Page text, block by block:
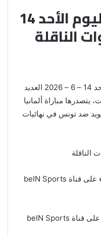
مواعيد مباريات اليوم الأحد 14
حرير- تشهد ملاعب العالم اليوم الأحد 14 – 6 – 2026 العديد
مباراة ألمانيا
ضد تونس في نهائيات
الناقلة
ألمانيا X كوراساو – الساعة 8 مساء على قناة beIN Sports
هولندا X اليابان – الساعة 11 مساء على قناة beIN Sports